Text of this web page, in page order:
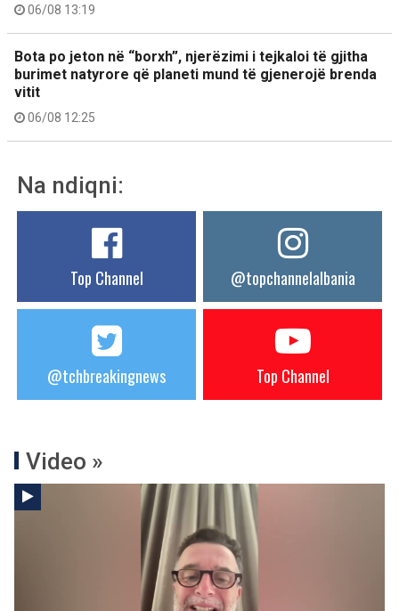
06/08 13:19
Bota po jeton në “borxh”, njerëzimi i tejkaloi të gjitha
burimet natyrore që planeti mund të gjenerojë brenda
vitit
06/08 12:25
Na ndiqni:
Top Channel @topchannelalbania
@tchbreakingnews Top Channel
Video »